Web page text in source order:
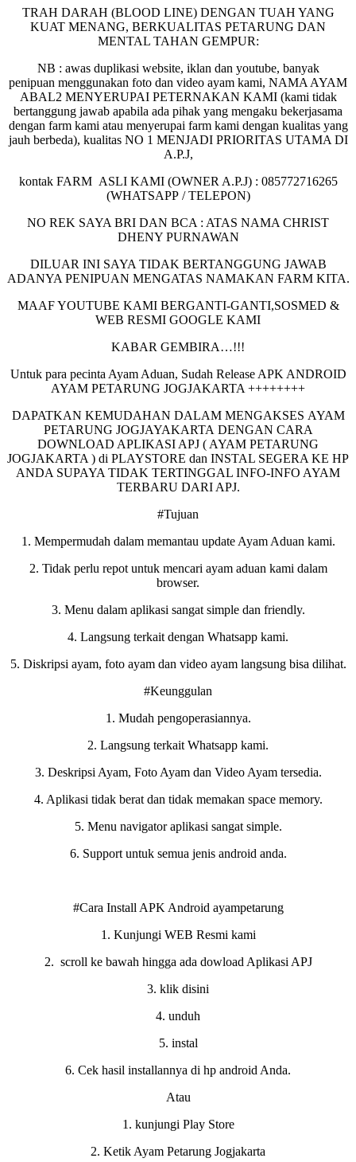
TRAH DARAH (BLOOD LINE) DENGAN TUAH YANG
KUAT MENANG, BERKUALITAS PETARUNG DAN
MENTAL TAHAN GEMPUR:
NB : awas duplikasi website, iklan dan youtube, banyak
penipuan menggunakan foto dan video ayam kami, NAMA AYAM
ABAL2 MENYERUPAI PETERNAKAN KAMI (kami tidak
bertanggung jawab apabila ada pihak yang mengaku bekerjasama
dengan farm kami atau menyerupai farm kami dengan kualitas yang
jauh berbeda), kualitas NO 1 MENJADI PRIORITAS UTAMA DI
A.P.J,
kontak FARM ASLI KAMI (OWNER A.P.J) : 085772716265
(WHATSAPP / TELEPON)
NO REK SAYA BRI DAN BCA : ATAS NAMA CHRIST
DHENY PURNAWAN
DILUAR INI SAYA TIDAK BERTANGGUNG JAWAB
ADANYA PENIPUAN MENGATAS NAMAKAN FARM KITA.
MAAF YOUTUBE KAMI BERGANTI-GANTI,SOSMED &
WEB RESMI GOOGLE KAMI
KABAR GEMBIRA…!!!
Untuk para pecinta Ayam Aduan, Sudah Release APK ANDROID
AYAM PETARUNG JOGJAKARTA ++++++++
DAPATKAN KEMUDAHAN DALAM MENGAKSES AYAM
PETARUNG JOGJAYAKARTA DENGAN CARA
DOWNLOAD APLIKASI APJ ( AYAM PETARUNG
JOGJAKARTA ) di PLAYSTORE dan INSTAL SEGERA KE HP
ANDA SUPAYA TIDAK TERTINGGAL INFO-INFO AYAM
TERBARU DARI APJ.
#Tujuan
1. Mempermudah dalam memantau update Ayam Aduan kami.
2. Tidak perlu repot untuk mencari ayam aduan kami dalam
browser.
3. Menu dalam aplikasi sangat simple dan friendly.
4. Langsung terkait dengan Whatsapp kami.
5. Diskripsi ayam, foto ayam dan video ayam langsung bisa dilihat.
#Keunggulan
1. Mudah pengoperasiannya.
2. Langsung terkait Whatsapp kami.
3. Deskripsi Ayam, Foto Ayam dan Video Ayam tersedia.
4. Aplikasi tidak berat dan tidak memakan space memory.
5. Menu navigator aplikasi sangat simple.
6. Support untuk semua jenis android anda.
#Cara Install APK Android ayampetarung
1. Kunjungi WEB Resmi kami
2. scroll ke bawah hingga ada dowload Aplikasi APJ
3. klik disini
4. unduh
5. instal
6. Cek hasil installannya di hp android Anda.
Atau
1. kunjungi Play Store
2. Ketik Ayam Petarung Jogjakarta